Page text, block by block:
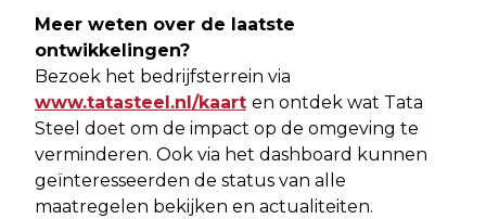
Meer weten over de laatste
ontwikkelingen?
Bezoek het bedrijfsterrein via
www.tatasteel.nl/kaart en ontdek wat Tata
Steel doet om de impact op de omgeving te
verminderen. Ook via het dashboard kunnen
geïnteresseerden de status van alle
maatregelen bekijken en actualiteiten.